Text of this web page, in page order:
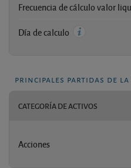
Frecuencia de cálculo valor
Día de calculo
principales partidas de
CATEGORÍA DE ACTIVOS
Acciones